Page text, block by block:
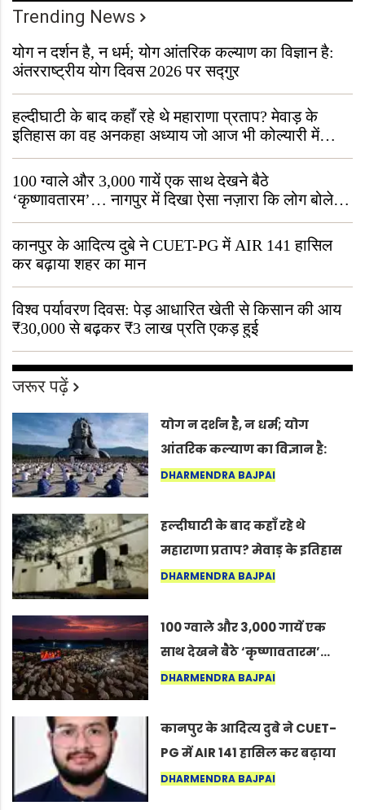
Trending News
योग न दर्शन है, न धर्म; योग आंतरिक कल्याण का विज्ञान है:
अंतरराष्ट्रीय योग दिवस 2026 पर सद्गुर
हल्दीघाटी के बाद कहाँ रहे थे महाराणा प्रताप? मेवाड़ के
इतिहास का वह अनकहा अध्याय जो आज भी कोल्यारी में
जीवित है
100 ग्वाले और 3,000 गायें एक साथ देखने बैठे
‘कृष्णावतारम’… नागपुर में दिखा ऐसा नज़ारा कि लोग बोले,
“ऐसा तो सिर्फ़ कृष्ण ही कर सकते हैं”
कानपुर के आदित्य दुबे ने CUET-PG में AIR 141 हासिल
कर बढ़ाया शहर का मान
विश्व पर्यावरण दिवस: पेड़ आधारित खेती से किसान की आय
₹30,000 से बढ़कर ₹3 लाख प्रति एकड़ हुई
जरूर पढ़ें
योग न दर्शन है, न धर्म; योग
आंतरिक कल्याण का विज्ञान है:
अंतरराष्ट्रीय योग दिवस 2026 पर
DHARMENDRA BAJPAI
हल्दीघाटी के बाद कहाँ रहे थे
महाराणा प्रताप? मेवाड़ के इतिहास
का वह अनकहा अध्याय जो आज भी
DHARMENDRA BAJPAI
100 ग्वाले और 3,000 गायें एक
साथ देखने बैठे ‘कृष्णावतारम’…
नागपुर में दिखा ऐसा नज़ारा कि
कर सकते हैं”
DHARMENDRA BAJPAI
कानपुर के आदित्य दुबे ने CUET-
PG में AIR 141 हासिल कर बढ़ाया
शहर का मान
DHARMENDRA BAJPAI